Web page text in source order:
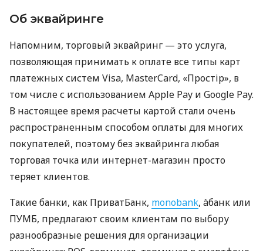
Об эквайринге
Напомним, торговый эквайринг — это услуга,
позволяющая принимать к оплате все типы карт
платежных систем Visa, MasterCard, «Простір», в
том числе с использованием Apple Pay и Google Pay.
В настоящее время расчеты картой стали очень
распространенным способом оплаты для многих
покупателей, поэтому без эквайринга любая
торговая точка или интернет-магазин просто
теряет клиентов.
Такие банки, как ПриватБанк, monobank, àбанк или
ПУМБ, предлагают своим клиентам по выбору
разнообразные решения для организации